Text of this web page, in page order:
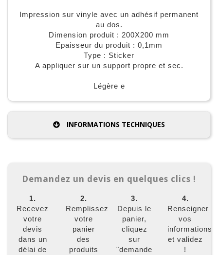
Impression sur vinyle avec un adhésif permanent
au dos.
Dimension produit : 200X200 mm
Epaisseur du produit : 0,1mm
Type : Sticker
A appliquer sur un support propre et sec.
Légère e
INFORMATIONS TECHNIQUES
Demandez un devis en quelques clics !
1.
Recevez
votre
devis
dans un
délai de
2.
Remplissez
votre
panier
des
produits
3.
Depuis le
panier,
cliquez
sur
"demande
4.
Renseigner
vos
informations
et validez
!